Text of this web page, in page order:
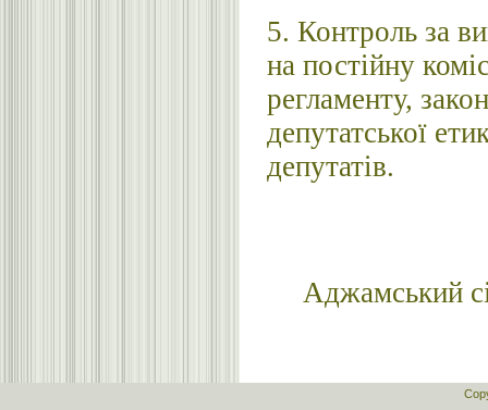
5. Контроль за
на постійну
регламенту,
депутатської
депутатів.
Аджамський